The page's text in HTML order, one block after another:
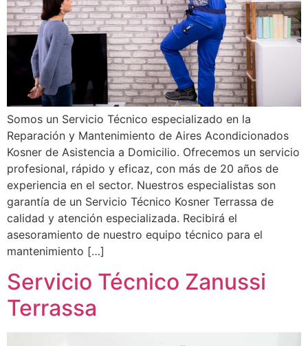
Somos un Servicio Técnico especializado en la
Reparación y Mantenimiento de Aires Acondicionados
Kosner de Asistencia a Domicilio. Ofrecemos un servicio
profesional, rápido y eficaz, con más de 20 años de
experiencia en el sector. Nuestros especialistas son
garantía de un Servicio Técnico Kosner Terrassa de
calidad y atención especializada. Recibirá el
asesoramiento de nuestro equipo técnico para el
mantenimiento […]
Servicio Técnico Zanussi
Terrassa